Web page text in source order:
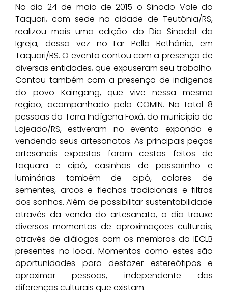
No dia 24 de maio de 2015 o Sínodo Vale do
Taquari, com sede na cidade de Teutônia/RS,
realizou mais uma edição do Dia Sinodal da
Igreja, dessa vez no Lar Pella Bethânia, em
Taquari/RS. O evento contou com a presença de
diversas entidades, que expuseram seu trabalho.
Contou também com a presença de indígenas
do povo Kaingang, que vive nessa mesma
região, acompanhado pelo COMIN. No total 8
pessoas da Terra Indígena Foxá, do município de
Lajeado/RS, estiveram no evento expondo e
vendendo seus artesanatos. As principais peças
artesanais expostas foram cestos feitos de
taquara e cipó, casinhas de passarinho e
luminárias também de cipó, colares de
sementes, arcos e flechas tradicionais e filtros
dos sonhos. Além de possibilitar sustentabilidade
através da venda do artesanato, o dia trouxe
diversos momentos de aproximações culturais,
através de diálogos com os membros da IECLB
presentes no local. Momentos como estes são
oportunidades para desfazer estereótipos e
aproximar pessoas, independente das
diferenças culturais que existam.